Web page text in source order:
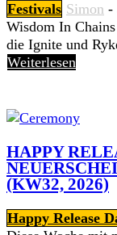
Festivals Simon -
Wisdom In
die Ignite und
Weiterlesen
HAPPY
(KW32, 2026)
Happy Release